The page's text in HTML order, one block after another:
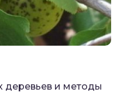
и методы